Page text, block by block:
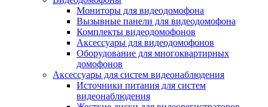
Мониторы для видеодомофона
Вызывные панели для видеодомофона
Комплекты видеодомофонов
Аксессуары для видеодомофонов
Оборудование для многоквартирных
домофонов
Аксессуары для систем видеонаблюдения
Источники питания для систем
видеонаблюдения